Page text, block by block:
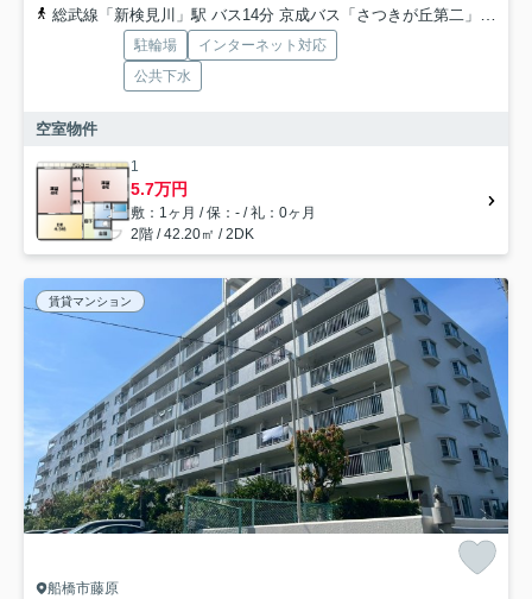
総武線「新検見川」駅 バス14分 京成バス「さつきが丘第二」 停歩6分
駐輪場
インターネット対応
公共下水
空室物件
1
5.7万円
敷：1ヶ月 / 保：- / 礼：0ヶ月
2階 / 42.20㎡ / 2DK
賃貸マンション
船橋市藤原